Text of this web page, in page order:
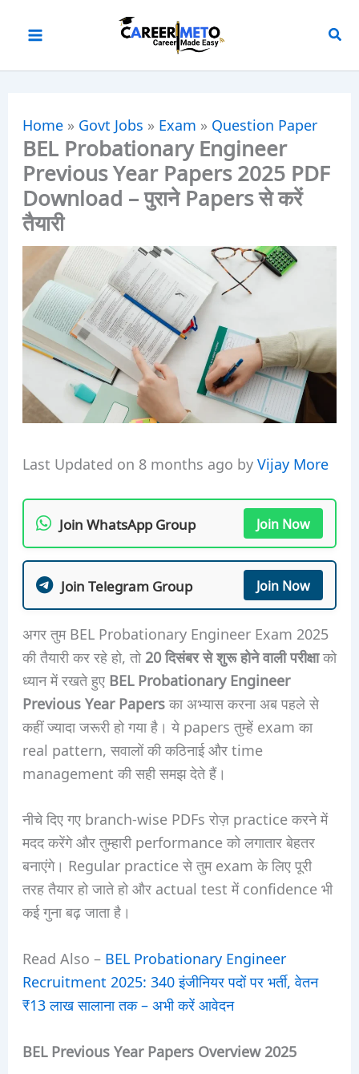
Home» Govt Jobs » Exam » Question Paper
BEL Probationary Engineer
Previous Year Papers 2025 PDF
Download – पुराने Papers से करें
तैयारी
Last Updated on 8 months ago byVijay More
Join WhatsApp Group Join Now
Join Telegram Group Join Now
अगर तुम BEL Probationary Engineer Exam 2025
की तैयारी कर रहे हो, तो20 दिसंबर से शुरू होने वाली परीक्षाको
ध्यान में रखते हुए BEL Probationary Engineer
Previous Year Papersका अभ्यास करना अब पहले से
कहीं ज्यादा जरूरी हो गया है। ये papers तुम्हें exam का
real pattern, सवालों की कठिनाई और time
management की सही समझ देते हैं।
नीचे दिए गए branch-wise PDFs रोज़ practice करने में
मदद करेंगे और तुम्हारी performance को लगातार बेहतर
बनाएंगे। Regular practice से तुम exam के लिए पूरी
तरह तैयार हो जाते हो और actual test में confidence भी
कई गुना बढ़ जाता है।
Read Also – BEL Probationary Engineer
Recruitment 2025: 340 इंजीनियर पदों पर भर्ती, वेतन
₹13 लाख सालाना तक – अभी करें आवेदन
BEL Previous Year Papers Overview 2025